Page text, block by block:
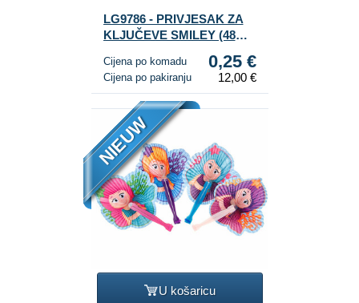
LG9786 - PRIVJESAK ZA
KLJUČEVE SMILEY (48
Cijena po komadu 0,25 €
Cijena po pakiranju 12,00 €
NIEUW
U košaricu